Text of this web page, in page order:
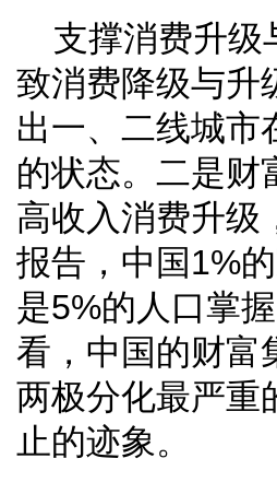
支撑消费升级
致消费降级与升
出一、二线城市
的状态。二是财
高收入消费升级
报告，中国1%
是5%的人口掌
看，中国的财富
两极分化最严重
止的迹象。